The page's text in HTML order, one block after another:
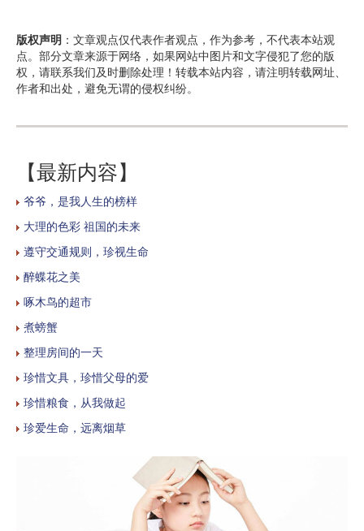
版权声明 ：文章观点仅代表作者观点，作为参考，不代表本站观
点。部分文章来源于网络，如果网站中图片和文字侵犯了您的版
权，请联系我们及时删除处理！转载本站内容，请注明转载网址、
作者和出处，避免无谓的侵权纠纷。
【最新内容】
爷爷，是我人生的榜样
大理的色彩 祖国的未来
遵守交通规则，珍视生命
醉蝶花之美
啄木鸟的超市
煮螃蟹
整理房间的一天
珍惜文具，珍惜父母的爱
珍惜粮食，从我做起
珍爱生命，远离烟草